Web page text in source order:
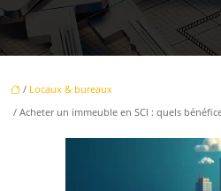
/ Locaux & bureaux
/ Acheter un immeuble en SCI : quels